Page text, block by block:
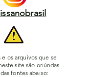
e os arquivos que se
site são oriúndas
fontes abaixo: